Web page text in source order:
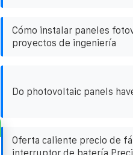
Cómo instalar paneles
proyectos de ingeniería
Do photovoltaic panels
Oferta caliente precio de
interruptor de batería